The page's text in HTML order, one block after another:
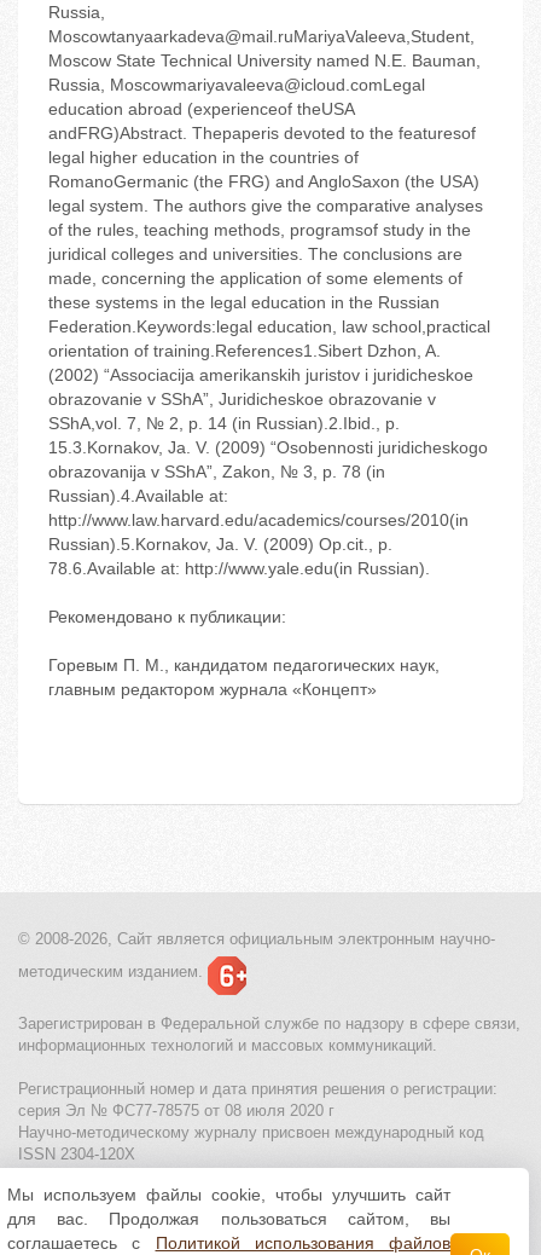
Russia,
Moscowtanyaarkadeva@mail.ruMariyaValeeva,Student,
Moscow State Technical University named N.E. Bauman,
Russia, Moscowmariyavaleeva@icloud.comLegal
education abroad (experienceof theUSA
andFRG)Abstract. Thepaperis devoted to the featuresof
legal higher education in the countries of
RomanoGermanic (the FRG) and AngloSaxon (the USA)
legal system. The authors give the comparative analyses
of the rules, teaching methods, programsof study in the
juridical colleges and universities. The conclusions are
made, concerning the application of some elements of
these systems in the legal education in the Russian
Federation.Keywords:legal education, law school,practical
orientation of training.References1.Sibert Dzhon, A.
(2002) “Associacija amerikanskih juristov i juridicheskoe
obrazovanie v SShA”, Juridicheskoe obrazovanie v
SShA,vol. 7, № 2, p. 14 (in Russian).2.Ibid., p.
15.3.Kornakov, Ja. V. (2009) “Osobennosti juridicheskogo
obrazovanija v SShA”, Zakon, № 3, p. 78 (in
Russian).4.Available at:
http://www.law.harvard.edu/academics/courses/2010(in
Russian).5.Kornakov, Ja. V. (2009) Op.cit., p.
78.6.Available at: http://www.yale.edu(in Russian).
Рекомендовано к публикации:
Горевым П. М., кандидатом педагогических наук,
главным редактором журнала «Концепт»
© 2008-2026, Сайт является официальным электронным научно-
методическим изданием.
Зарегистрирован в Федеральной службе по надзору в сфере связи,
информационных технологий и массовых коммуникаций.
Регистрационный номер и дата принятия решения о регистрации:
серия Эл № ФС77-78575 от 08 июля 2020 г
Научно-методическому журналу присвоен международный код
ISSN 2304-120X
МЦИТО|Школьные олимпиады и онлайн конкурсы для детей
Политика использования файлов cookie| Политика обработки и
защиты персональных данных
Мы используем файлы cookie, чтобы улучшить сайт
для вас. Продолжая пользоваться сайтом, вы
соглашаетесь с Политикой использования файлов